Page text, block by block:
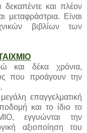
δεκαπέντε και πλέον
μεταφράστρια. Είναι
βιβλίων των
δέκα χρόνια,
που προάγουν την
επαγγελματική
και το ίδιο το
εγγυώνται την
αξιοποίηση του